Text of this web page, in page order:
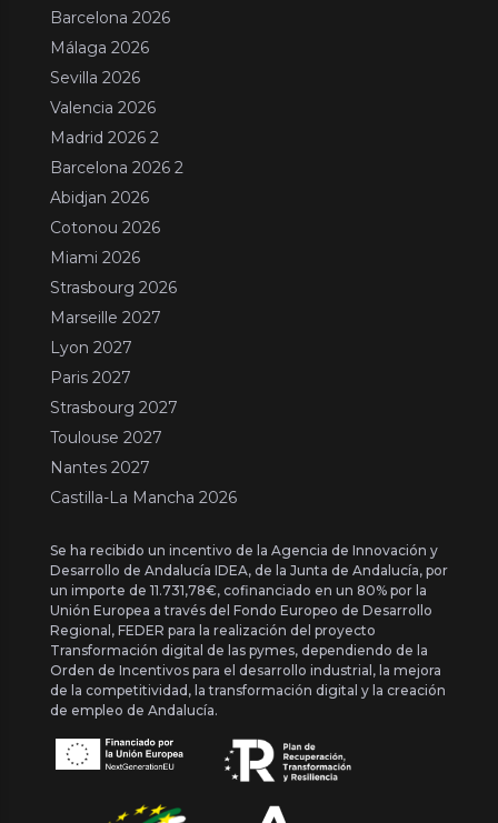
Barcelona 2026
Málaga 2026
Sevilla 2026
Valencia 2026
Madrid 2026 2
Barcelona 2026 2
Abidjan 2026
Cotonou 2026
Miami 2026
Strasbourg 2026
Marseille 2027
Lyon 2027
Paris 2027
Strasbourg 2027
Toulouse 2027
Nantes 2027
Castilla-La Mancha 2026
Se ha recibido un incentivo de la Agencia de Innovación y
Desarrollo de Andalucía IDEA, de la Junta de Andalucía, por
un importe de 11.731,78€, cofinanciado en un 80% por la
Unión Europea a través del Fondo Europeo de Desarrollo
Regional, FEDER para la realización del proyecto
Transformación digital de las pymes, dependiendo de la
Orden de Incentivos para el desarrollo industrial, la mejora
de la competitividad, la transformación digital y la creación
de empleo de Andalucía.